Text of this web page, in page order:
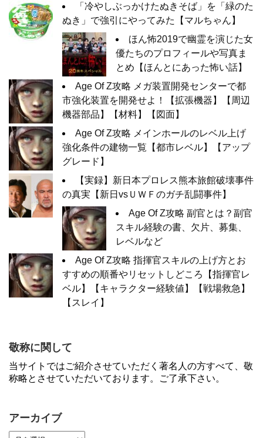
「冷やしぶっかけたぬきそば」を「緑のた
ぬき」で強引にやってみた【マルちゃん】
ほん怖2019で幽霊を演じた女
優たちのプロフィールや写真ま
とめ【ほんとにあった怖い話】
Age Of Z攻略 メガ装置開発センターで都
市強化装置を開発せよ！【拡張機器】【周辺
機器部品】【材料】【図面】
Age Of Z攻略 メインホールのレベル上げ
強化条件の建物一覧【都市レベル】【アップ
グレード】
【実録】新日本プロレス熊本旅館破壊事件
の真実【新日vsＵＷＦのガチ乱闘事件】
Age Of Z攻略 副官とは？副官
スキル経験の書、欠片、募集、
レベルなど
Age Of Z攻略 指揮官スキルの上げ方とお
すすめの順番やリセットしどころ【指揮官レ
ベル】【キャラクター経験値】【戦場救急】
【スレイ】
敬称に関して
当サイトではご紹介させていただく著名人の方すべて、敬
称略とさせていただいております。ご了承下さい。
アーカイブ